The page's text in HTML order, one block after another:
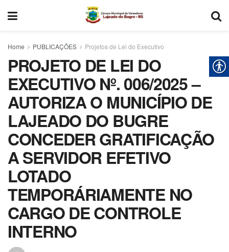
Home PUBLICAÇÕES Projetos de Lei do Executivo
PROJETO DE LEI DO
EXECUTIVO Nº. 006/2025 –
AUTORIZA O MUNICÍPIO DE
LAJEADO DO BUGRE
CONCEDER GRATIFICAÇÃO
A SERVIDOR EFETIVO
LOTADO
TEMPORÁRIAMENTE NO
CARGO DE CONTROLE
INTERNO